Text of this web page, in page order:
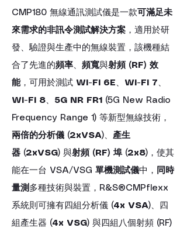
CMP180 無線通訊測試儀是一款 可滿足未
來需求的非訊令測試解決方案 ，適用於研
發、驗證與生產中的無線裝置，該機種結
合了先進的頻率、 頻寬與射頻 (RF) 效
能，可用於測試 Wi-Fi 6E 、 Wi-Fi 7 、
Wi-Fi 8、 5G NR FR1 (5G New Radio
Frequency Range 1) 等新型無線技術，
兩倍的分析儀 (2xVSA)、 產生
器 (2xVSG) 與射頻 (RF) 埠 (2x8)，使其
能在一台 VSA/VSG 單機測試儀中， 同時
量測 多種技術與裝置，R&S®CMPflexx
系統則可擁有四組分析儀 (4x VSA)、四
組產生器 (4x VSG) 與四組八個射頻 (RF)